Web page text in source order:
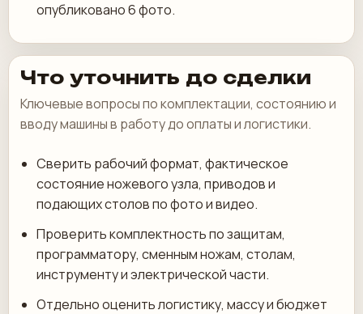
опубликовано 6 фото.
Что уточнить до сделки
Ключевые вопросы по комплектации, состоянию и
вводу машины в работу до оплаты и логистики.
Сверить рабочий формат, фактическое
состояние ножевого узла, приводов и
подающих столов по фото и видео.
Проверить комплектность по защитам,
программатору, сменным ножам, столам,
инструменту и электрической части.
Отдельно оценить логистику, массу и бюджет